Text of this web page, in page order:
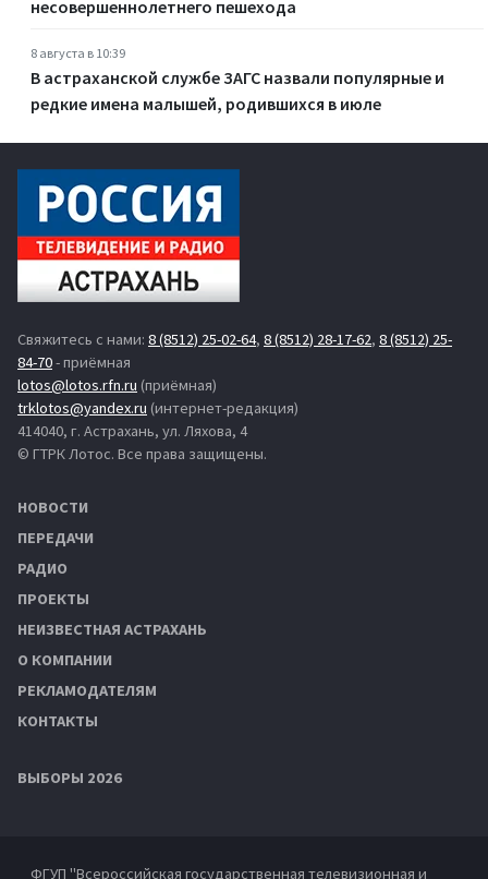
несовершеннолетнего пешехода
8 августа в 10:39
В астраханской службе ЗАГС назвали популярные и
редкие имена малышей, родившихся в июле
Свяжитесь с нами: 8 (8512) 25-02-64, 8 (8512) 28-17-62, 8 (8512) 25-
84-70- приёмная
lotos@lotos.rfn.ru (приёмная)
trklotos@yandex.ru (интернет-редакция)
414040, г. Астрахань, ул. Ляхова, 4
© ГТРК Лотос. Все права защищены.
НОВОСТИ
ПЕРЕДАЧИ
РАДИО
ПРОЕКТЫ
НЕИЗВЕСТНАЯ АСТРАХАНЬ
О КОМПАНИИ
РЕКЛАМОДАТЕЛЯМ
КОНТАКТЫ
ВЫБОРЫ 2026
ФГУП "Всероссийская государственная телевизионная и